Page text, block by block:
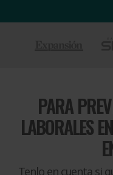
PARA
LABORALES
Tenlo en cuenta si